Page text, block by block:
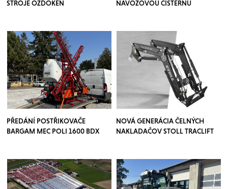
STROJE OZDOKEN
NÁVOZOVOU CISTERNU
PŘEDÁNÍ POSTŘIKOVAČE
BARGAM MEC POLI 1600 BDX
NOVÁ GENERÁCIA ČELNÝCH
NAKLADAČOV STOLL TRACLIFT